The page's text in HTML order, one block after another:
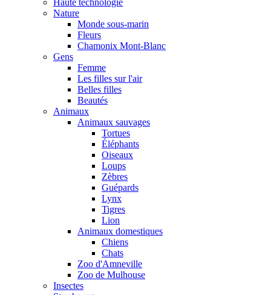
Nature
Monde sous-marin
Fleurs
Chamonix Mont-Blanc
Gens
Femme
Les filles sur l'air
Belles filles
Beautés
Animaux
Animaux sauvages
Tortues
Éléphants
Oiseaux
Loups
Zèbres
Guépards
Lynx
Tigres
Lion
Animaux domestiques
Chiens
Chats
Zoo d'Amneville
Zoo de Mulhouse
Insectes